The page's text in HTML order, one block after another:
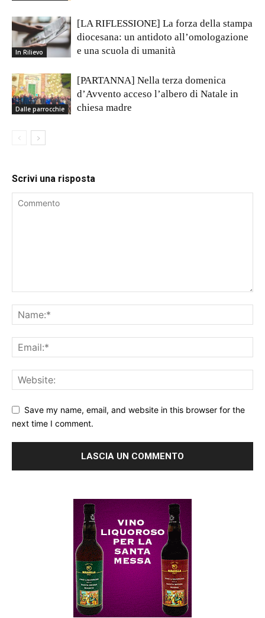
In Rilievo
[LA RIFLESSIONE] La forza della stampa
diocesana: un antidoto all’omologazione
e una scuola di umanità
Dalle parrocchie
[PARTANNA] Nella terza domenica
d’Avvento acceso l’albero di Natale in
chiesa madre
Scrivi una risposta
Save my name, email, and website in this browser for the
next time I comment.